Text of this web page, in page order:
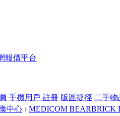
報價平台
手機用戶 註冊 版區捷徑 二手物
中心 › MEDICOM BEARBRICK